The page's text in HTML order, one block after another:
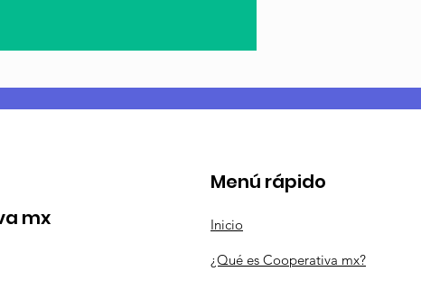
mx
Menú rápido
Inicio
¿Qué es Cooperativa mx?